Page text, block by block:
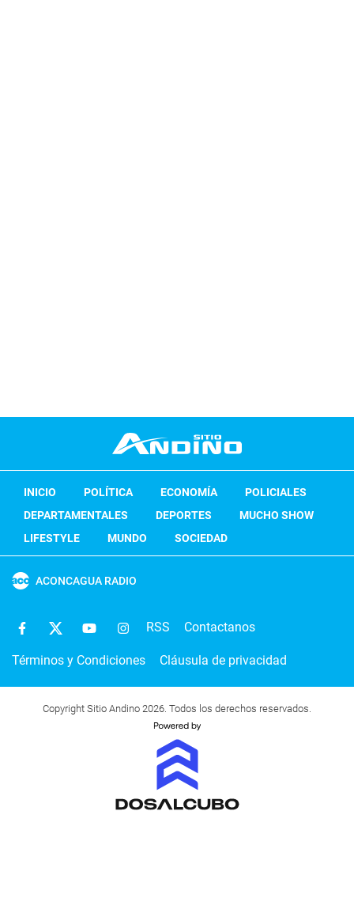
INICIO POLÍTICA ECONOMÍA
POLICIALES
DEPARTAMENTALES
DEPORTES
MUCHO SHOW
LIFESTYLE
MUNDO SOCIEDAD
ACONCAGUA RADIO
RSS Contactanos
Términos y Condiciones Cláusula de privacidad
Copyright Sitio Andino 2026. Todos los derechos reservados.